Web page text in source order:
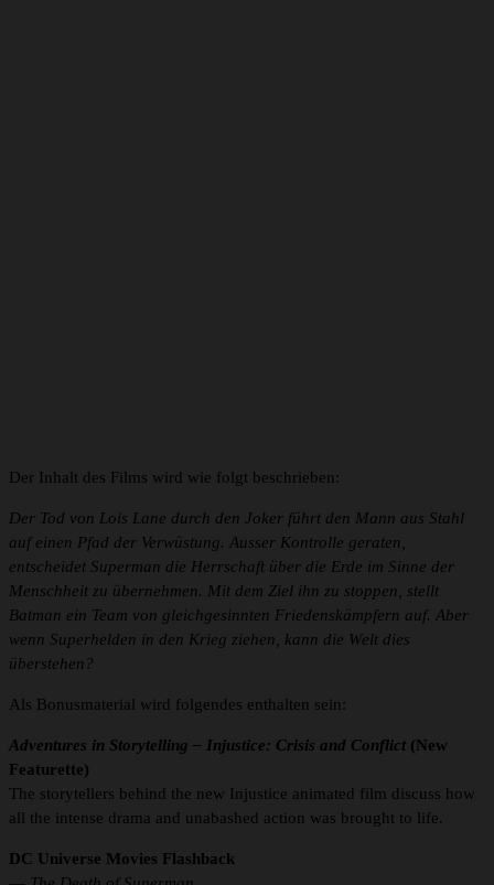
Der Inhalt des Films wird wie folgt beschrieben:
Der Tod von Lois Lane durch den Joker führt den Mann aus Stahl
auf einen Pfad der Verwüstung. Ausser Kontrolle geraten,
entscheidet Superman die Herrschaft über die Erde im Sinne der
Menschheit zu übernehmen. Mit dem Ziel ihn zu stoppen, stellt
Batman ein Team von gleichgesinnten Friedenskämpfern auf. Aber
wenn Superhelden in den Krieg ziehen, kann die Welt dies
überstehen?
Als Bonusmaterial wird folgendes enthalten sein:
Adventures in Storytelling – Injustice: Crisis and Conflict (New
Featurette)
The storytellers behind the new Injustice animated film discuss how
all the intense drama and unabashed action was brought to life.
DC Universe Movies Flashback